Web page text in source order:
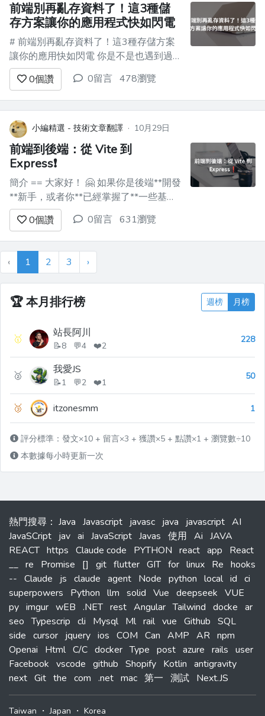
前端別再亂存資料了！這3種儲
存方案讓你的應用程式快如閃電
# 前端別再亂存資料了！這3種存儲方案
讓你的應用快如閃電 你是不是也遇到過
這樣的場景？ 使用者剛填完一個超長的
表單，不小心刷新了頁面，所有資料都沒
了... 從介面請求的資料，使用者每次操作
都要重新載入，體驗卡成PPT... 應用離線
狀態下完全無法使用，使用者直接流失...
別擔心！今天...
0個讚 0留言 478瀏覽
小編精選 - 技術文章翻譯 · 10月29日
前端到後端：從 Vite 到
Express❗
簡介 == 大家好！ 🤗 如果你是後端**開發
**新手，或者你**已經掌握了**一些基礎
知識，但想更深入地了解**伺服器背後的
**邏輯、請求路由以及所有這些基礎概
念，我真心希望這篇文章**能對你有所幫
助。 🥰** 一開始感到困惑或無法立即**
理解**所有內容都是**完全正常的**，你
最終會在適...
0個讚 0留言 631瀏覽
‹ 1 2 3 ›
🏆本月排行榜 週榜 月榜
🥇 站長阿川
📝8 💬4 ❤️2
228
🥈 我愛JS
📝1 💬2 ❤️1
50
🥉 itzonesmm 1
評分標準：發文×10 + 留言×3 + 獲讚×5 + 點讚×1 + 瀏覽數÷10
本數據每小時更新一次
熱門搜尋 ： Java Javascript javasc java javascript AI
JavaSCript jav ai JavaScript Javas 使用 Ai JAVA
REACT https Claude code PYTHON react app
React
__ re Promise [] git flutter GIT for linux Re hooks
-- Claude js claude agent Node python local id ci
superpowers
Python llm solid Vue deepseek VUE
py imgur wEB .NET rest Angular Tailwind docke ar
seo Typescrip cli Mysql Ml rail vue Github SQL
side cursor jquery ios COM Can AMP AR npm
Openai
Html C/C docker Type post azure rails user
Facebook vscode github Shopify Kotlin antigravity
next Git the com .net mac 第一 測試 Next.JS
Taiwan ・Japan ・ Korea